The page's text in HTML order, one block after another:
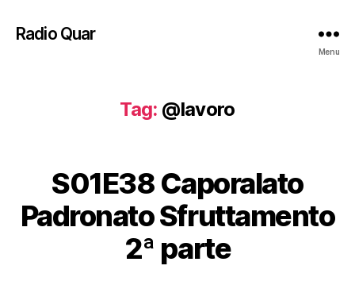
Radio Quar
Menu
Tag: @lavoro
S01E38 Caporalato
Padronato Sfruttamento
2ª parte